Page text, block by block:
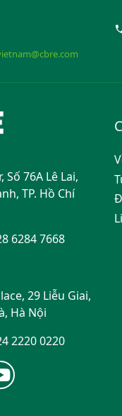
Số 76A Lê Lai,
TP. Hồ Chí
6284 7668
29 Liễu Giai,
Hà Nội
2220 0220